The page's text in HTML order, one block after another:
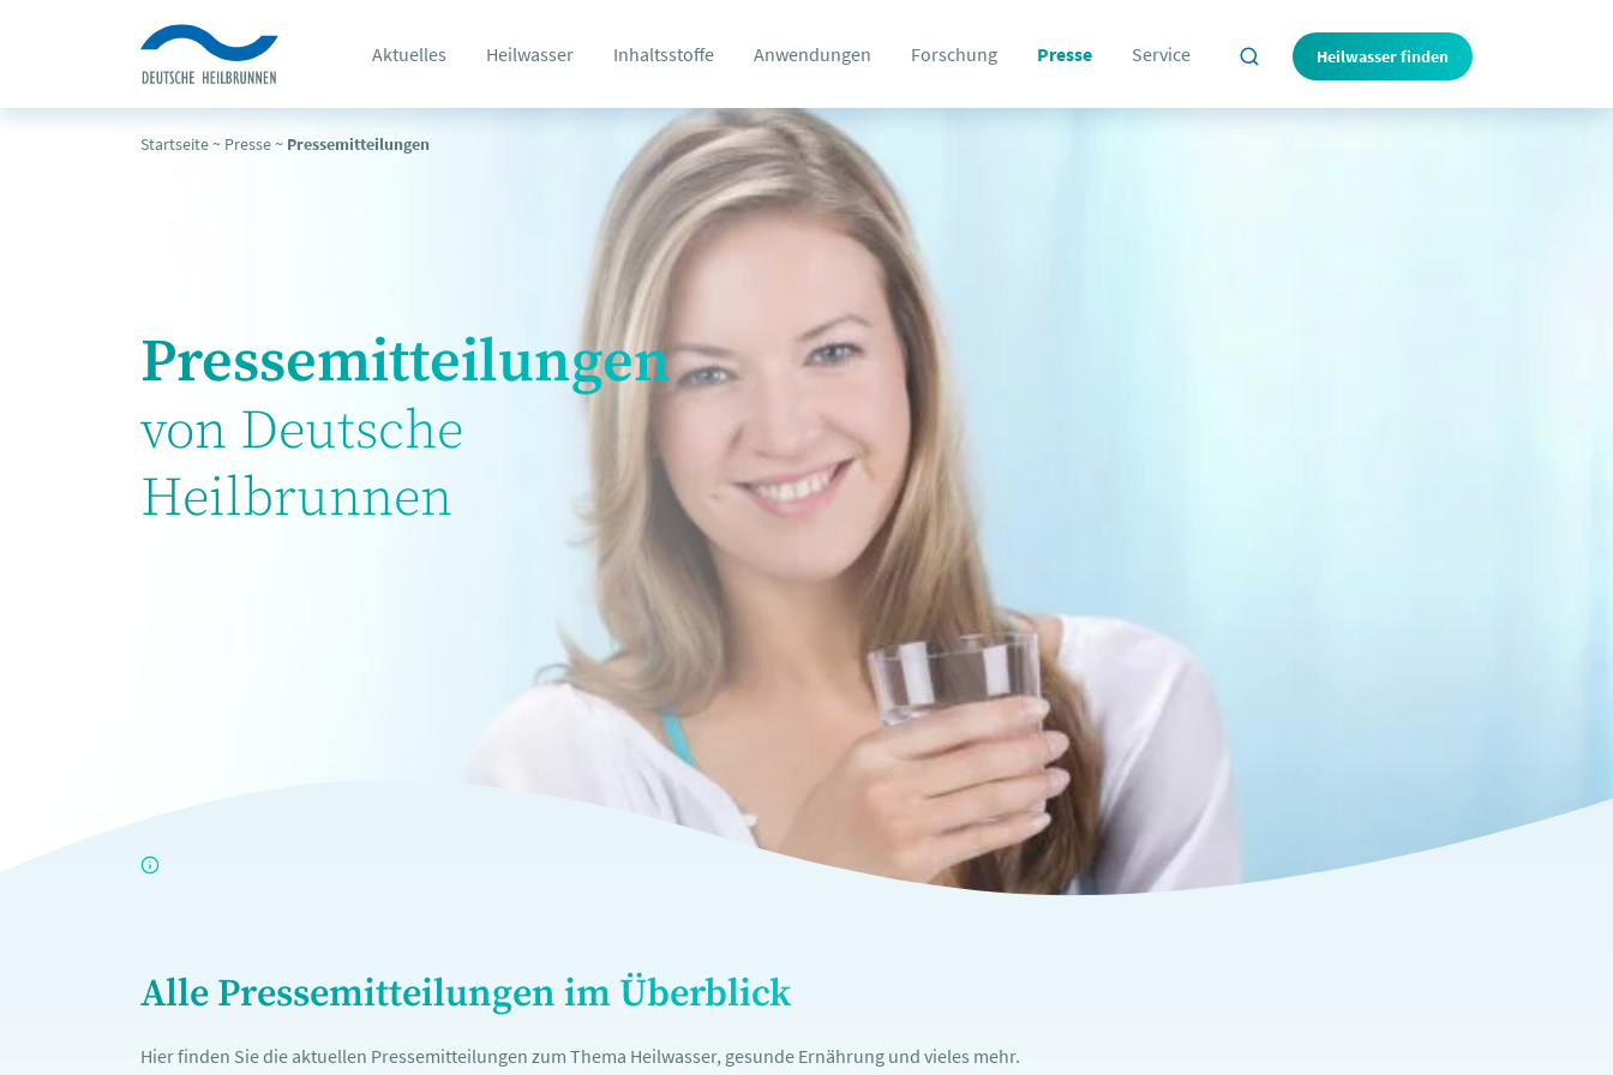
Aktuelles Heilwasser Inhaltsstoffe Anwendungen Forschung Presse Service Heilwasser finden
Startseite~ Presse~ Pressemitteilungen
Pressemitteilungen
von Deutsche
Heilbrunnen
Alle Pressemitteilungen im Überblick
Hier finden Sie die aktuellen Pressemitteilungen zum Thema Heilwasser, gesunde Ernährung und vieles mehr.